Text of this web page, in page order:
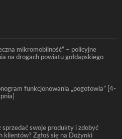
mikromobilność” – policyjne
na drogach powiatu gołdapskiego
funkcjonowania „pogotowia” [4-
sprzedać swoje produkty i zdobyć
klientów? Zgłoś się na Dożynki